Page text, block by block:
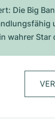
Die Big
wahrer Star